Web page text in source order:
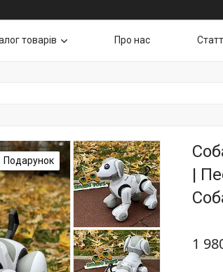
товарів Про нас
Подарунок
|
1